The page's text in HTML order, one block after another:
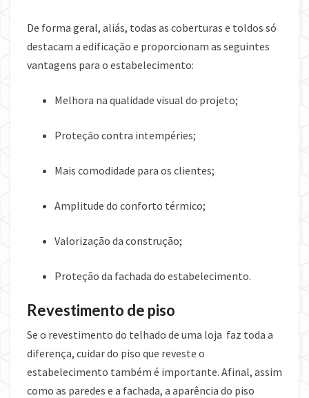
De forma geral, aliás, todas as coberturas e toldos só
destacam a edificação e proporcionam as seguintes
vantagens para o estabelecimento:
Melhora na qualidade visual do projeto;
Proteção contra intempéries;
Mais comodidade para os clientes;
Amplitude do conforto térmico;
Valorização da construção;
Proteção da fachada do estabelecimento.
Revestimento de piso
Se o revestimento do telhado de uma loja faz toda a
diferença, cuidar do piso que reveste o
estabelecimento também é importante. Afinal, assim
como as paredes e a fachada, a aparência do piso